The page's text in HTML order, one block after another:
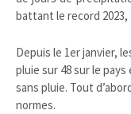
battant le record
Depuis le 1er janvier,
pluie sur 48 sur le
sans pluie. Tout
normes.